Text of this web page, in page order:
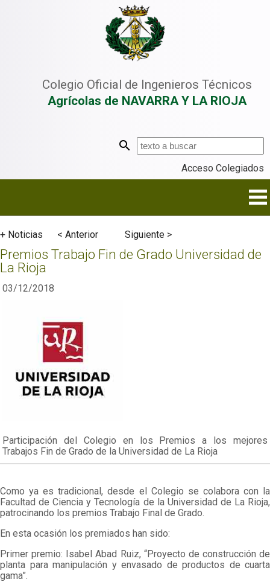
Colegio Oficial de Ingenieros Técnicos
Agrícolas de NAVARRA Y LA RIOJA
Acceso Colegiados
+ Noticias < Anterior Siguiente >
Premios Trabajo Fin de Grado Universidad de
La Rioja
03/12/2018
Participación del Colegio en los Premios a los mejores
Trabajos Fin de Grado de la Universidad de La Rioja
Como ya es tradicional, desde el Colegio se colabora con la
Facultad de Ciencia y Tecnología de la Universidad de La Rioja,
patrocinando los premios Trabajo Final de Grado.
En esta ocasión los premiados han sido:
Primer premio: Isabel Abad Ruiz, “Proyecto de construcción de
planta para manipulación y envasado de productos de cuarta
gama”.